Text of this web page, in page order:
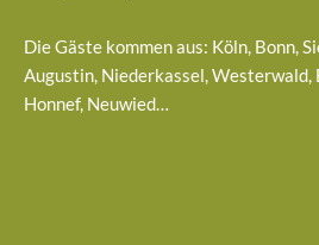
Die Gäste kommen aus: Köln, Bonn,
Augustin, Niederkassel, Westerwald,
Honnef, Neuwied…